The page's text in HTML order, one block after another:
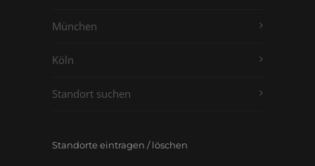
München
Köln
Standort suchen
Standorte eintragen / löschen